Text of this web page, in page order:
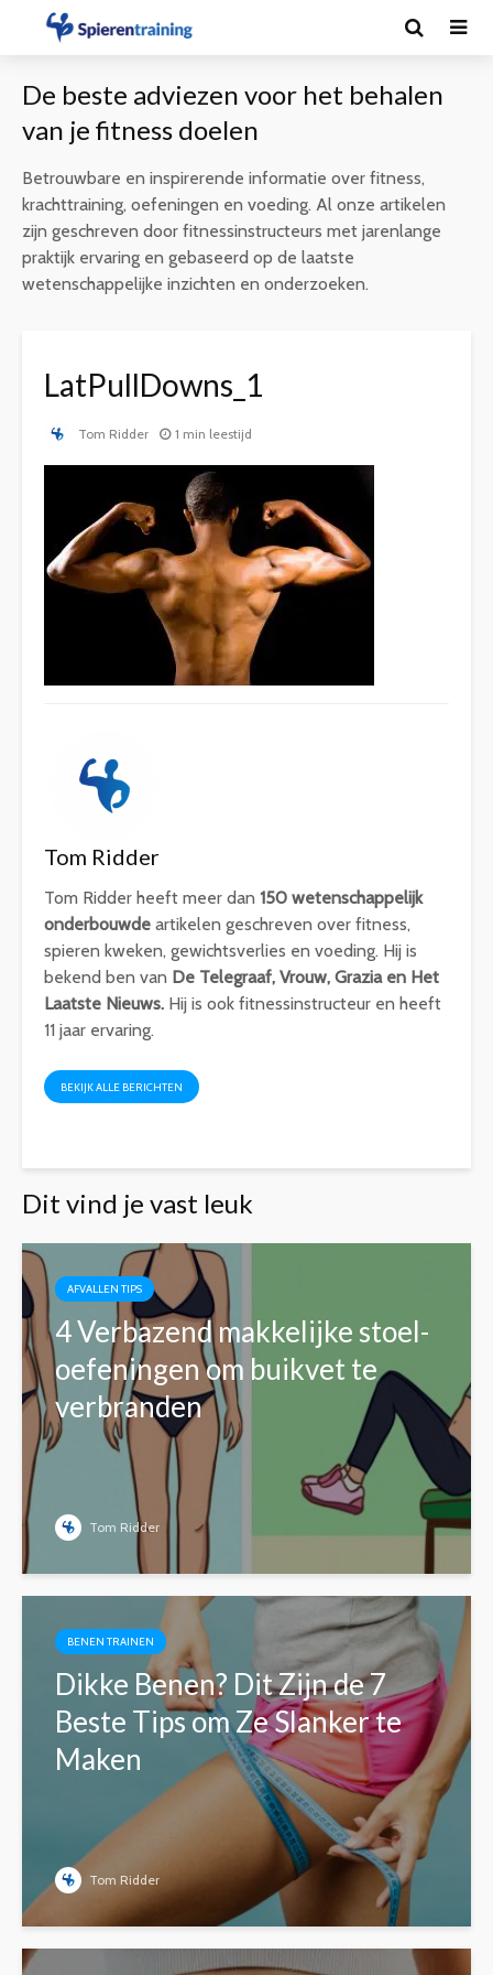
De beste adviezen voor het behalen
van je fitness doelen
Betrouwbare en inspirerende informatie over fitness,
krachttraining, oefeningen en voeding. Al onze artikelen
zijn geschreven door fitnessinstructeurs met jarenlange
praktijk ervaring en gebaseerd op de laatste
wetenschappelijke inzichten en onderzoeken.
LatPullDowns_1
Tom Ridder 1 min leestijd
Tom Ridder
Tom Ridder heeft meer dan 150 wetenschappelijk
onderbouwde artikelen geschreven over fitness,
spieren kweken, gewichtsverlies en voeding. Hij is
bekend ben van De Telegraaf, Vrouw, Grazia en Het
Laatste Nieuws. Hij is ook fitnessinstructeur en heeft
11 jaar ervaring.
BEKIJK ALLE BERICHTEN
Dit vind je vast leuk
AFVALLEN TIPS
4 Verbazend makkelijke stoel-
oefeningen om buikvet te
verbranden
Tom Ridder
BENEN TRAINEN
Dikke Benen? Dit Zijn de 7
Beste Tips om Ze Slanker te
Maken
Tom Ridder